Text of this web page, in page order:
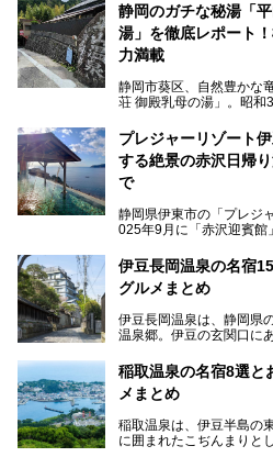
静岡のガチな秘湯「
湯」を徹底レポート
力満載
静岡市葵区、自然豊かな
荘 御殿乳母の湯」。昭和
極上温泉です。お湯はも
です。多くのファンを持
解説します。
プレジャーリゾート
する絶景の赤沢日帰
で
静岡県伊東市の「プレジ
025年9月に「赤沢迎賓館
館」、「RED 28 HOTEL
とグランピング施設の
ースフィールド）、大型
予定。
ャー施設など、現在リニ
心に、家族連れでも大人
楽しみ方ができる「プレ
───
伊豆長岡温泉の名宿
グルメまとめ
伊豆長岡温泉は、静岡県
温泉郷。伊豆の玄関口に
ちろん日帰りでも楽しめ
この記事では、伊豆長岡
る温泉施設も紹介します
稲取温泉の名宿8選と
メまとめ
稲取温泉は、伊豆半島の
に囲まれたこぢんまりと